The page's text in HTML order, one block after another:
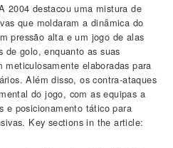
2004 destacou uma mistura de
que moldaram a dinâmica do
pressão alta e um jogo de alas
de golo, enquanto as suas
elaboradas para
Além disso, os contra-ataques
do jogo, com as equipas a
e posicionamento tático para
Key sections in the article: